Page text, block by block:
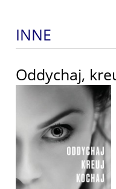
INNE
Oddychaj,